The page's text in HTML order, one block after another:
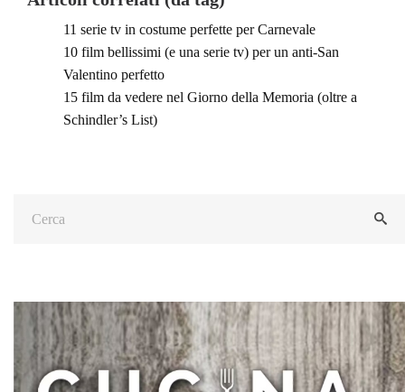
11 serie tv in costume perfette per Carnevale
10 film bellissimi (e una serie tv) per un anti-San
Valentino perfetto
15 film da vedere nel Giorno della Memoria (oltre a
Schindler’s List)